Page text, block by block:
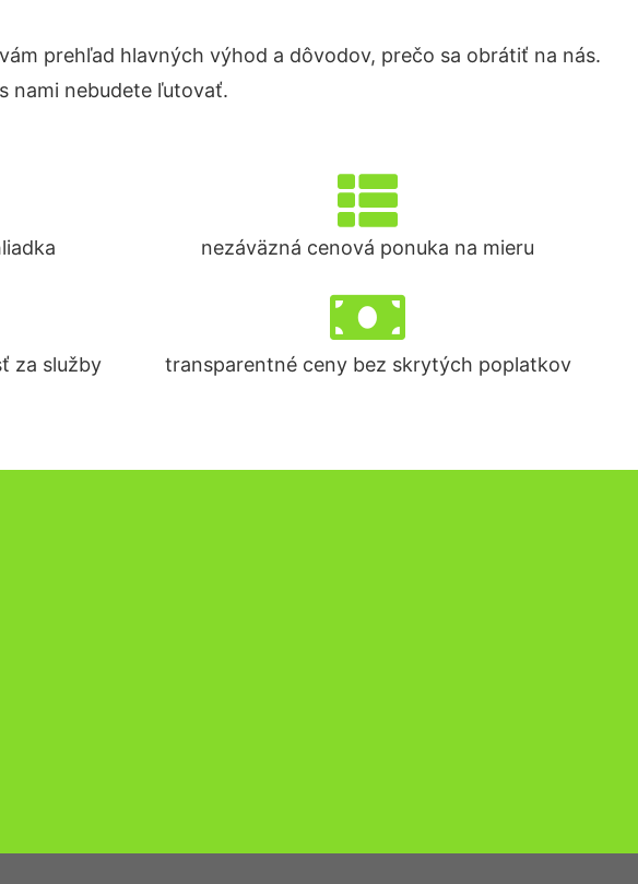
prehľad hlavných výhod a dôvodov, prečo sa obrátiť na nás.
nami nebudete ľutovať.
nezáväzná cenová ponuka na mieru
za služby transparentné ceny bez skrytých poplatkov